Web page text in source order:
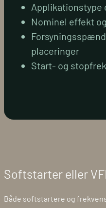
Applikationstype
Nominel effekt
placeringer
Start- og
Softstarter eller
Både softstartere og